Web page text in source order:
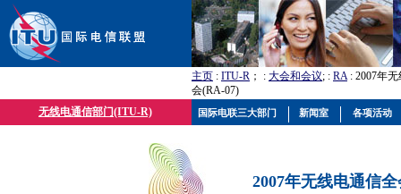
主页 : ITU-R ； : 大会和会议; : RA: 2007年
会(RA-07)
无线电通信部门(ITU-R)
2007年无线电通信
国际电联三大部门 新闻室 各项活动